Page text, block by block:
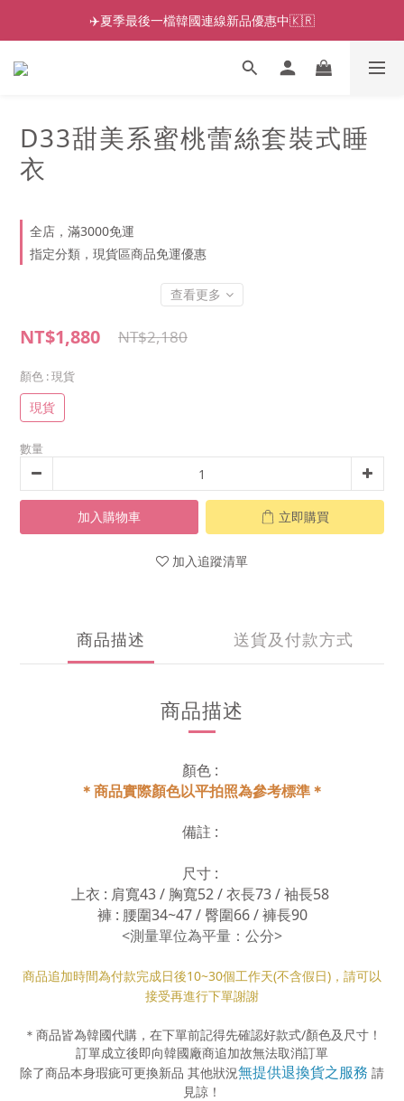
✈️夏季最後一檔韓國連線新品優惠中🇰🇷
D33甜美系蜜桃蕾絲套裝式睡
衣
全店，滿3000免運
指定分類，現貨區商品免運優惠
查看更多
NT$1,880 NT$2,180
顏色 : 現貨
現貨
數量
加入購物車 立即購買
加入追蹤清單
商品描述 送貨及付款方式
商品描述
顏色 :
＊商品實際顏色以平拍照為參考標準＊
備註 :
尺寸 :
上衣 : 肩寬43 / 胸寬52 / 衣長73 / 袖長58
褲 : 腰圍34~47 / 臀圍66 / 褲長90
<測量單位為平量：公分>
商品追加時間為付款完成日後10~30個工作天(不含假日)，請可以
接受再進行下單謝謝
＊商品皆為韓國代購，在下單前記得先確認好款式/顏色及尺寸！
訂單成立後即向韓國廠商追加故無法取消訂單
除了商品本身瑕疵可更換新品 其他狀況無提供退換貨之服務 請
見諒！